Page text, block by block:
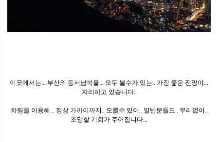
이곳에서는... 부산의 동서남북을... 모두 볼수가 있는.. 가장 좋은 전망이...
자리하고 있습니다..
차량을 이용해... 정상 가까이까지.. 오를수 있어.. 일반분들도.. 무리없이..
조망할 기회가 주어집니다...